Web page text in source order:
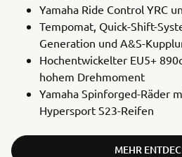
Yamaha Ride Control YRC
Tempomat, Quick-Shift-
Generation und A&S-
Hochentwickelter EU5+
hohem Drehmoment
Yamaha Spinforged-Räder
Hypersport S23-Reifen
MEHR